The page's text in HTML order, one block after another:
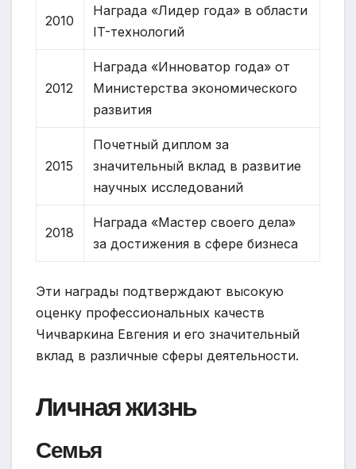
2010
Награда «Лидер года» в области
IT-технологий
2012
Награда «Инноватор года» от
Министерства экономического
развития
2015
Почетный диплом за
значительный вклад в развитие
научных исследований
2018
Награда «Мастер своего дела»
за достижения в сфере бизнеса
Эти награды подтверждают высокую
оценку профессиональных качеств
Чичваркина Евгения и его значительный
вклад в различные сферы деятельности.
Личная жизнь
Семья